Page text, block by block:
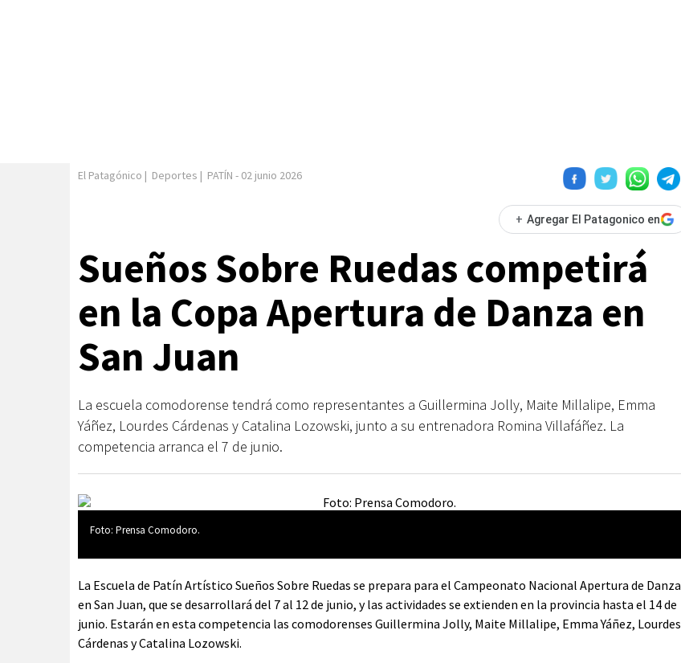
El Patagónico | Deportes | PATÍN - 02 junio 2026
+ Agregar El Patagonico en
Sueños Sobre Ruedas competirá
en la Copa Apertura de Danza en
San Juan
La escuela comodorense tendrá como representantes a Guillermina Jolly, Maite Millalipe, Emma
Yáñez, Lourdes Cárdenas y Catalina Lozowski, junto a su entrenadora Romina Villafáñez. La
competencia arranca el 7 de junio.
Foto: Prensa Comodoro.
La Escuela de Patín Artístico Sueños Sobre Ruedas se prepara para el Campeonato Nacional Apertura de Danza
en San Juan, que se desarrollará del 7 al 12 de junio, y las actividades se extienden en la provincia hasta el 14 de
junio. Estarán en esta competencia las comodorenses Guillermina Jolly, Maite Millalipe, Emma Yáñez, Lourdes
Cárdenas y Catalina Lozowski.